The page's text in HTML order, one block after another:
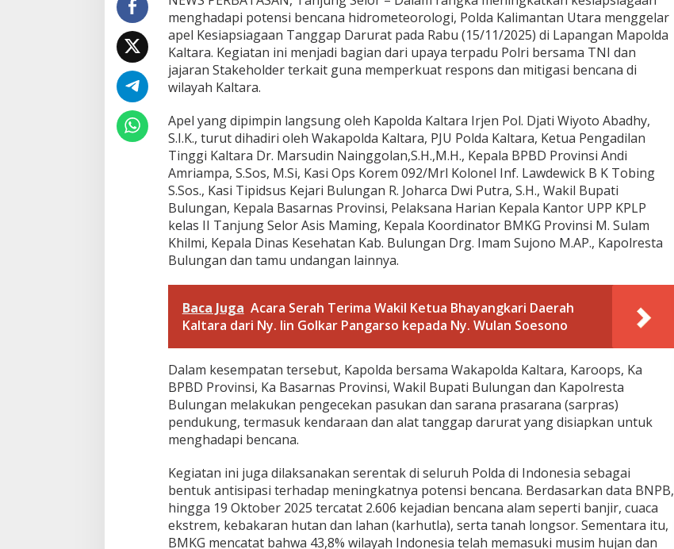
a
m
R
a
n
g
a
T
a
n
g
a
p
D
a
r
r
t
B
c
a
a
H
i
r
o
m
e
t
e
menghadapi potensi bencana hidrometeorologi, Polda Kalimantan Utara menggelar
apel Kesiapsiagaan Tanggap Darurat pada Rabu (15/11/2025) di Lapangan Mapolda
Kaltara. Kegiatan ini menjadi bagian dari upaya terpadu Polri bersama TNI dan
jajaran Stakeholder terkait guna memperkuat respons dan mitigasi bencana di
wilayah Kaltara.
Apel yang dipimpin langsung oleh Kapolda Kaltara Irjen Pol. Djati Wiyoto Abadhy,
S.I.K., turut dihadiri oleh Wakapolda Kaltara, PJU Polda Kaltara, Ketua Pengadilan
Tinggi Kaltara Dr. Marsudin Nainggolan,S.H.,M.H., Kepala BPBD Provinsi Andi
Amriampa, S.Sos, M.Si, Kasi Ops Korem 092/Mrl Kolonel Inf. Lawdewick B K Tobing
S.Sos., Kasi Tipidsus Kejari Bulungan R. Joharca Dwi Putra, S.H., Wakil Bupati
Bulungan, Kepala Basarnas Provinsi, Pelaksana Harian Kepala Kantor UPP KPLP
kelas II Tanjung Selor Asis Maming, Kepala Koordinator BMKG Provinsi M. Sulam
Khilmi, Kepala Dinas Kesehatan Kab. Bulungan Drg. Imam Sujono M.AP., Kapolresta
Bulungan dan tamu undangan lainnya.
Baca Juga Acara Serah Terima Wakil Ketua Bhayangkari Daerah
Kaltara dari Ny. Iin Golkar Pangarso kepada Ny. Wulan Soesono
Dalam kesempatan tersebut, Kapolda bersama Wakapolda Kaltara, Karoops, Ka
BPBD Provinsi, Ka Basarnas Provinsi, Wakil Bupati Bulungan dan Kapolresta
Bulungan melakukan pengecekan pasukan dan sarana prasarana (sarpras)
pendukung, termasuk kendaraan dan alat tanggap darurat yang disiapkan untuk
menghadapi bencana.
Kegiatan ini juga dilaksanakan serentak di seluruh Polda di Indonesia sebagai
bentuk antisipasi terhadap meningkatnya potensi bencana. Berdasarkan data BNPB,
hingga 19 Oktober 2025 tercatat 2.606 kejadian bencana alam seperti banjir, cuaca
ekstrem, kebakaran hutan dan lahan (karhutla), serta tanah longsor. Sementara itu,
BMKG mencatat bahwa 43,8% wilayah Indonesia telah memasuki musim hujan dan